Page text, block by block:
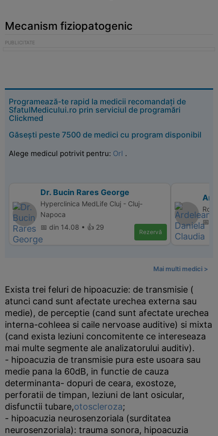
Mecanism fiziopatogenic
Programează-te rapid la medicii recomandați de
SfatulMedicului.ro prin serviciul de programări
Clickmed
Găsești peste 7500 de medici cu program disponibil
Alege medicul potrivit pentru: Orl .
Dr. Bucin Rares George
Hyperclinica MedLife Cluj - Cluj-
Napoca
📅 din 14.08 • 👍 29
Rezervă
📅
Mai multi medici >
Exista trei feluri de hipoacuzie: de transmisie (
atunci cand sunt afectate urechea externa sau
medie), de perceptie (cand sunt afectate urechea
interna-cohleea si caile nervoase auditive) si mixta
(cand exista leziuni concomitente ce intereseaza
mai multe segmente ale analizatorului auditiv).
- hipoacuzia de transmisie pura este usoara sau
medie pana la 60dB, in functie de cauza
determinanta- dopuri de ceara, exostoze,
perforatii de timpan, leziuni de lant osicular,
disfunctii tubare,otoscleroza;
- hipoacuzia neurosenzoriala (surditatea
neurosenzoriala): trauma sonora, hipoacuzia